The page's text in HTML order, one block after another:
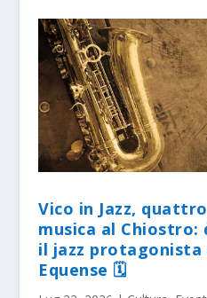
Vico in Jazz,
musica al Chiostro:
il jazz protagonista
Equense 🗓